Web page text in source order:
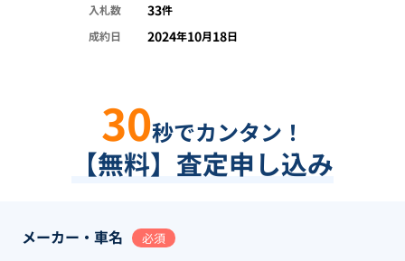
入札数 33件
成約日
2024年10月18日
30秒でカンタン！
【無料】査定申し込み
メーカー・車名 必須